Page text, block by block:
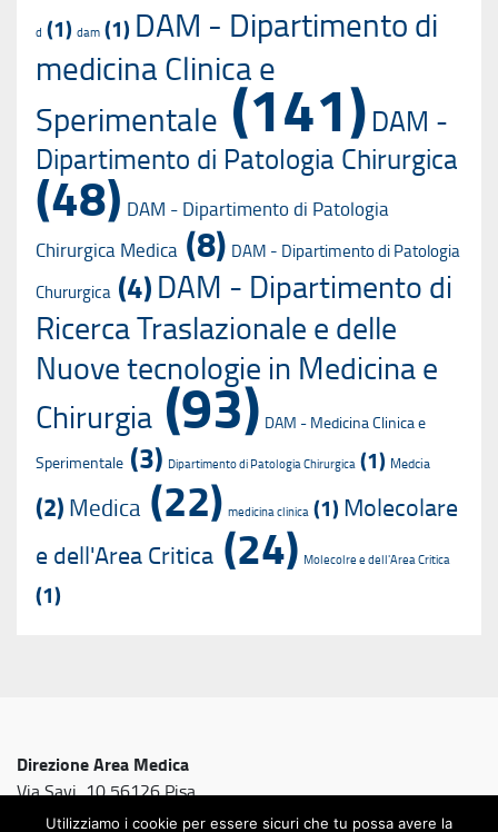
d (1) dam (1) DAM - Dipartimento di
medicina Clinica e
Sperimentale(141) DAM -
Dipartimento di Patologia Chirurgica
(48) DAM - Dipartimento di Patologia
Chirurgica Medica (8) DAM - Dipartimento di Patologia
Chururgica (4)DAM - Dipartimento di
Ricerca Traslazionale e delle
Nuove tecnologie in Medicina e
Chirurgia(93) DAM - Medicina Clinica e
Sperimentale (3) Dipartimento di Patologia Chirurgica (1) Medcia
(2) Medica (22) medicina clinica (1)Molecolare
e dell'Area Critica (24) Molecolre e dell'Area Critica
(1)
Direzione Area Medica
Via Savi, 10 56126 Pisa
Utilizziamo i cookie per essere sicuri che tu possa avere la